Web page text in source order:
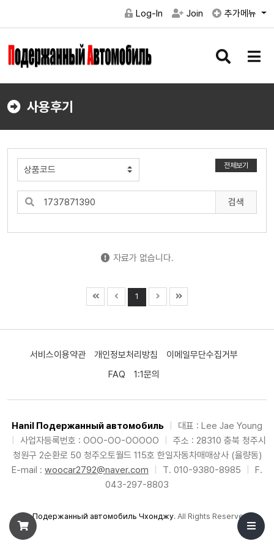
Log-In Join 추가메뉴
검
버
메
버
사용후기
전체보기
검색
자료가 없습니다.
1
서비스이용약관 개인정보처리방침
이메일무단수집거부
FAQ
1:1문의
Hanil Подержанный автомобиль
대표 : Lee Jae Young
사업자등록번호 : OOO-OO-OOOOO
주소 : 28310 충북 청주시
청원구 2순환로 50 청주오토월드 115호 한일자동차매매상사 (율량동)
E-mail : woocar2792@naver.com T. 010-9380-8985
F.
043-297-8803
©Подержанный автомобиль Чхонджу. All Rights Reserved.